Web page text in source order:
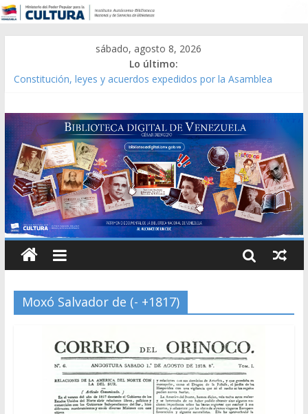
sábado, agosto 8, 2026
Lo último:
Constitución, leyes y acuerdos expedidos por la Asamblea
Modesta Bor Sánchez [material gráfico]
Gaceta Oficial de la República de Venezuela año CXXXIII Mes V,
Caracas 09 de marzo de 2006 N° 38.394
Catálogo temático de obras de Modesta Bor
Moxó Salvador de (- +1817)